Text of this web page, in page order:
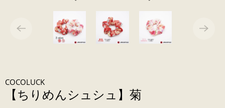
COCOLUCK
【ちりめんシュシュ】菊